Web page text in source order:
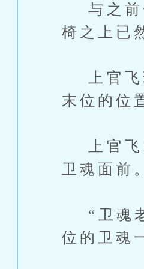
与之前
椅之上已
上官飞
末位的位
上官飞
卫魂面前。
“卫魂老
位的卫魂